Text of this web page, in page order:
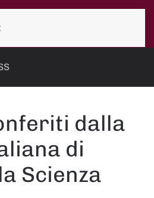
dalla
di
Scienza